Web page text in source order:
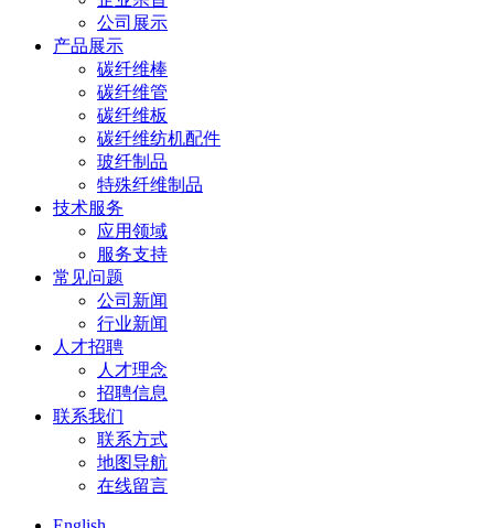
公司展示
产品展示
碳纤维棒
碳纤维管
碳纤维板
碳纤维纺机配件
玻纤制品
特殊纤维制品
技术服务
应用领域
服务支持
常见问题
公司新闻
行业新闻
人才招聘
人才理念
招聘信息
联系我们
联系方式
地图导航
在线留言